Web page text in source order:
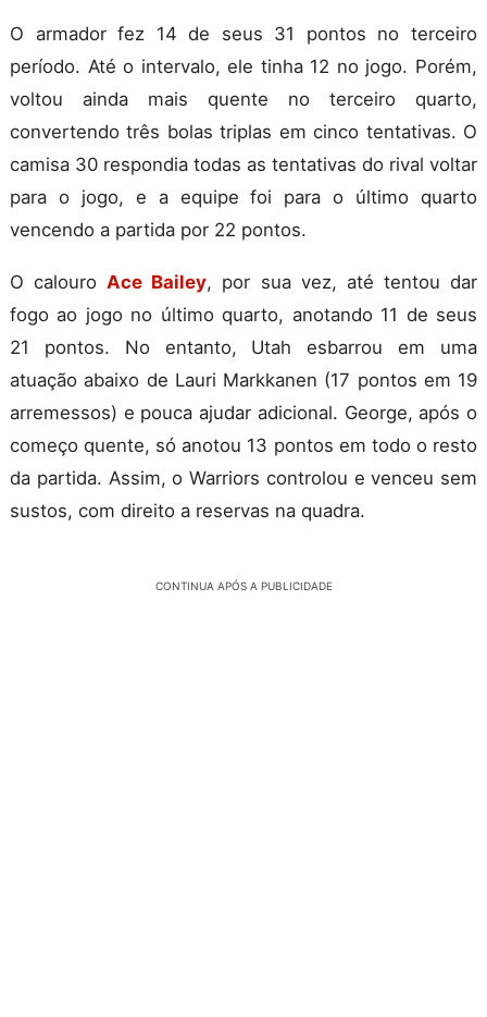
O armador fez 14 de seus 31 pontos no terceiro
período. Até o intervalo, ele tinha 12 no jogo. Porém,
voltou ainda mais quente no terceiro quarto,
convertendo três bolas triplas em cinco tentativas. O
camisa 30 respondia todas as tentativas do rival voltar
para o jogo, e a equipe foi para o último quarto
vencendo a partida por 22 pontos.
O calouroAce Bailey, por sua vez, até tentou dar
fogo ao jogo no último quarto, anotando 11 de seus
21 pontos. No entanto, Utah esbarrou em uma
atuação abaixo de Lauri Markkanen (17 pontos em 19
arremessos) e pouca ajudar adicional. George, após o
começo quente, só anotou 13 pontos em todo o resto
da partida. Assim, o Warriors controlou e venceu sem
sustos, com direito a reservas na quadra.
CONTINUA APÓS A PUBLICIDADE